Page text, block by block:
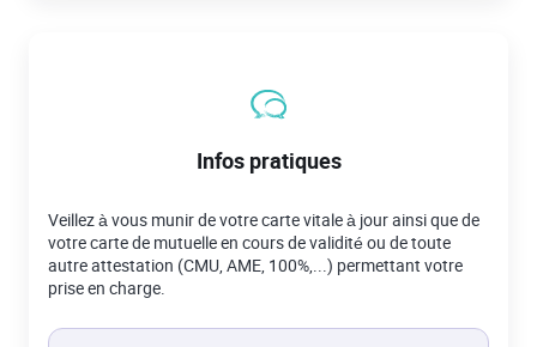
Infos pratiques
Veillez à vous munir de votre carte vitale à jour ainsi que de
votre carte de mutuelle en cours de validité ou de toute
autre attestation (CMU, AME, 100%,...) permettant votre
prise en charge.